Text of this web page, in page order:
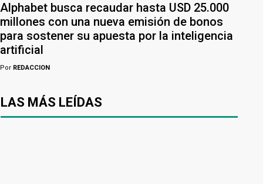
Alphabet busca recaudar hasta USD 25.000
millones con una nueva emisión de bonos
para sostener su apuesta por la inteligencia
artificial
Por REDACCION
LAS MÁS LEÍDAS